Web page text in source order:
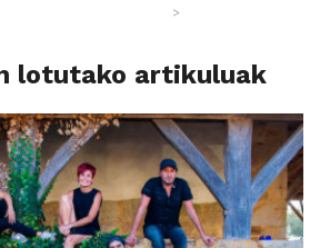
>
lotutako artikuluak